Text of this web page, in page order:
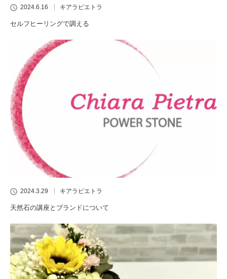
2024.6.16 キアラピエトラ
セルフヒーリングで調える
2024.3.29 キアラピエトラ
天然石の講座とブランドについて